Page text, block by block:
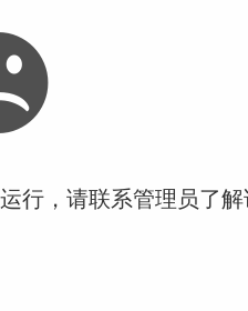
行，请联系管理员了